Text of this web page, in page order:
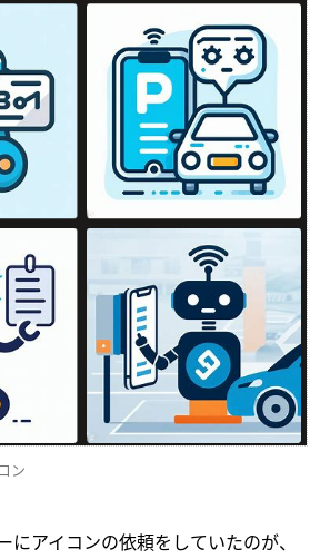
ン
にアイコンの依頼をしていたのが、